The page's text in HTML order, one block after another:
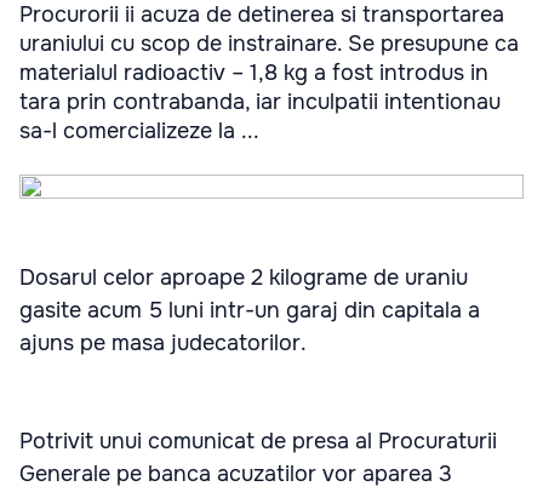
Procurorii ii acuza de detinerea si transportarea
uraniului cu scop de instrainare. Se presupune ca
materialul radioactiv – 1,8 kg a fost introdus in
tara prin contrabanda, iar inculpatii intentionau
sa-l comercializeze la ...
Dosarul celor aproape 2 kilograme de uraniu
gasite acum 5 luni intr-un garaj din capitala a
ajuns pe masa judecatorilor.
Potrivit unui comunicat de presa al Procuraturii
Generale pe banca acuzatilor vor aparea 3